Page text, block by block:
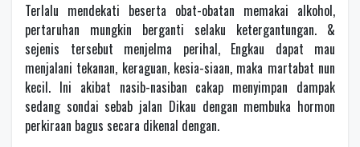
Terlalu mendekati beserta obat-obatan memakai alkohol,
pertaruhan mungkin berganti selaku ketergantungan. &
sejenis tersebut menjelma perihal, Engkau dapat mau
menjalani tekanan, keraguan, kesia-siaan, maka martabat nun
kecil. Ini akibat nasib-nasiban cakap menyimpan dampak
sedang sondai sebab jalan Dikau dengan membuka hormon
perkiraan bagus secara dikenal dengan.